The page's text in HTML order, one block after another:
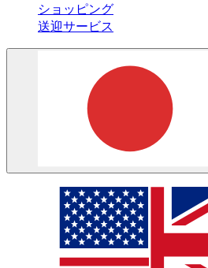
ショッピング
送迎サービス